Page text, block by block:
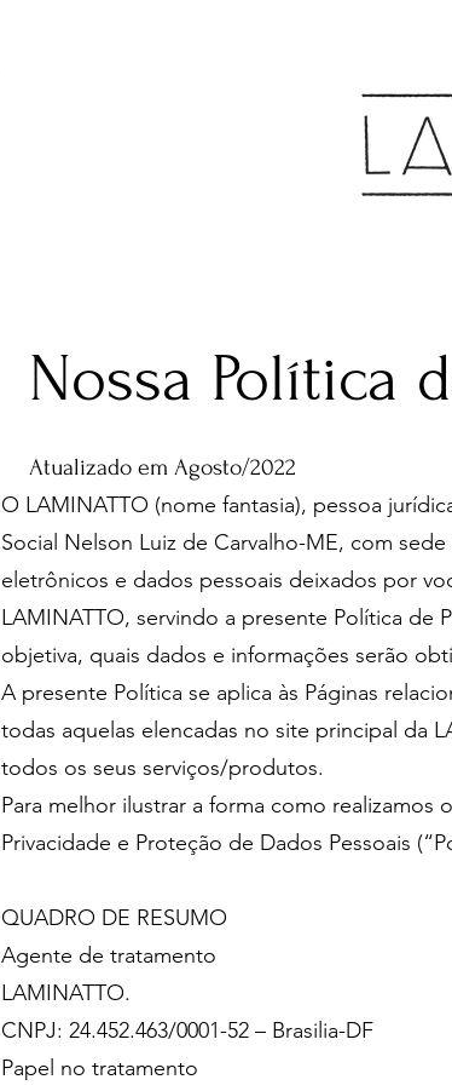
Nossa Política
Atualizado em Agosto/2022
O LAMINATTO (nome fantasia), pessoa
Social Nelson Luiz de Carvalho-ME, com
eletrônicos e dados pessoais deixados por
LAMINATTO, servindo a presente Política de
objetiva, quais dados e informações serão
A presente Política se aplica às Páginas
todas aquelas elencadas no site principal da
todos os seus serviços/produtos.
Para melhor ilustrar a forma como
Privacidade e Proteção de Dados Pessoais
QUADRO DE RESUMO
Agente de tratamento
LAMINATTO.
CNPJ: 24.452.463/0001-52 – Brasilia-DF
Papel no tratamento